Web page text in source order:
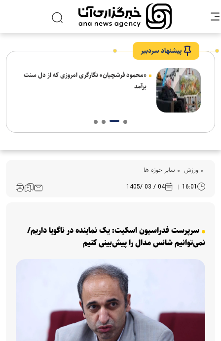
پیشنهاد سردبیر
«محمود فرشچیان» نگارگری امروزی که از دل سنت
برآمد
ورزش سایر حوزه ها
16:01
04 / 03 /1405
سرپرست فدراسیون اسکیت: یک نماینده در ناگویا داریم/
نمی‌توانیم شانس مدال را پیش‌بینی کنیم